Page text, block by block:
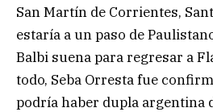
San Martín de Corrientes,
estaría a un paso de
Balbi suena para regresar a
todo, Seba Orresta fue
podría haber dupla argentina